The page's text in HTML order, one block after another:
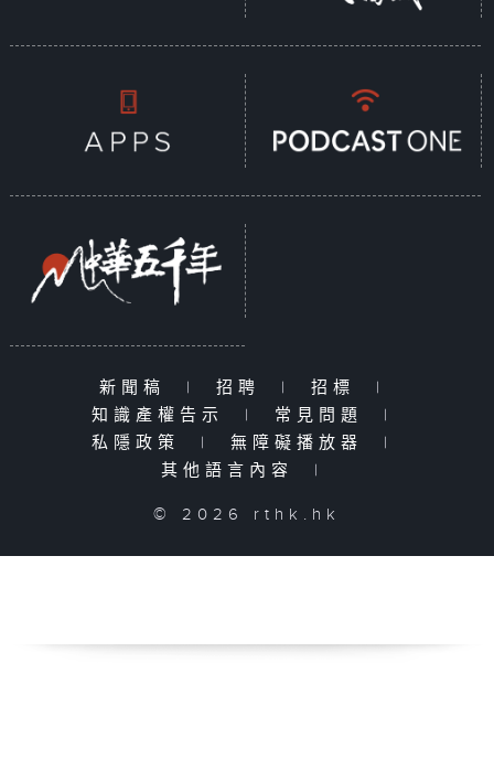
新聞稿 | 招聘 | 招標
|
知識產權告示
| 常見問題
|
私隱政策
| 無障礙播放器
|
其他語言內容
|
© 2026 rthk.hk